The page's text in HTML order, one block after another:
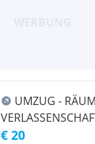
UMZUG -
TRANSPORT -
€ 20